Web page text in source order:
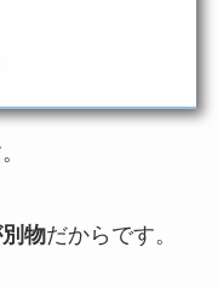
物だからです。